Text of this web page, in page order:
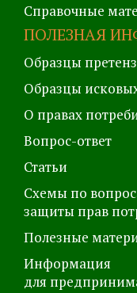
Справочные
ПОЛЕЗНАЯ
Образцы
Образцы
О правах
Вопрос-ответ
Статьи
Схемы по
защиты прав
Полезные
Информация
для